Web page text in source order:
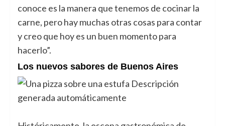
conoce es la manera que tenemos de cocinar la
carne, pero hay muchas otras cosas para contar
y creo que hoy es un buen momento para
hacerlo”.
Los nuevos sabores de Buenos Aires